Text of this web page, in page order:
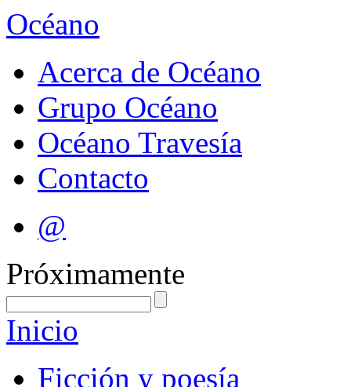
Océano
Acerca de Océano
Grupo Océano
Océano Travesía
Contacto
@
Próximamente
Inicio
Ficción y poesía